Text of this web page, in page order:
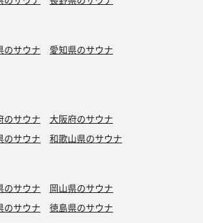
のサウナ
愛知県のサウナ
のサウナ
大阪府のサウナ
のサウナ 和歌山県のサウナ
のサウナ
岡山県のサウナ
のサウナ
徳島県のサウナ